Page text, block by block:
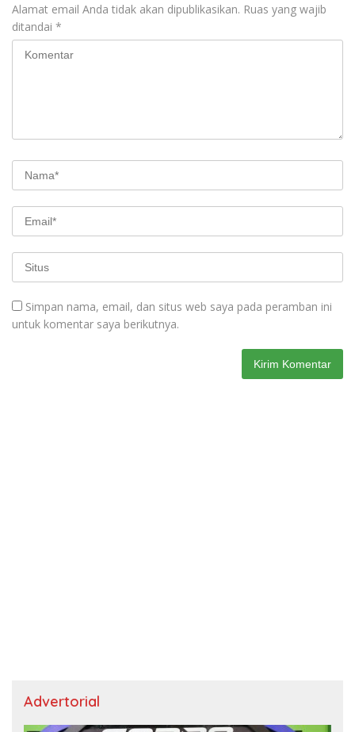
Alamat email Anda tidak akan dipublikasikan. Ruas yang wajib
ditandai *
Simpan nama, email, dan situs web saya pada peramban ini
untuk komentar saya berikutnya.
Advertorial